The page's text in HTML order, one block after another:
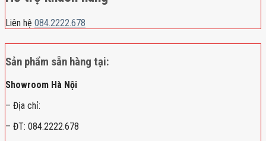
Liên hệ 084.2222.678
Sản phẩm sẵn hàng tại:
Showroom Hà Nội
– Địa chỉ:
– ĐT: 084.2222.678